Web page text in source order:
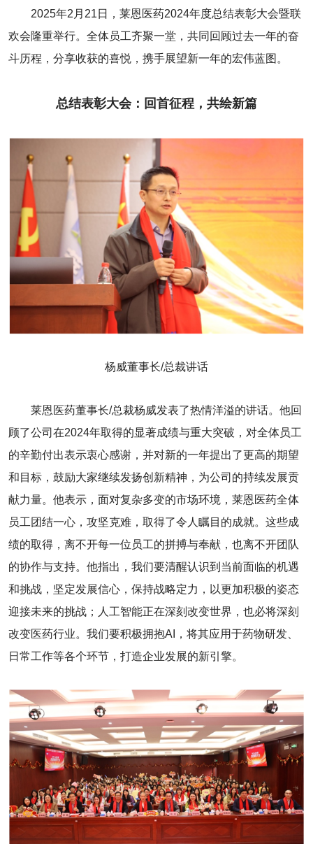
2025年2月21日，莱恩医药2024年度总结表彰大会暨联
欢会隆重举行。全体员工齐聚一堂，共同回顾过去一年的奋
斗历程，分享收获的喜悦，携手展望新一年的宏伟蓝图。
总结表彰大会：回首征程，共绘新篇
杨威董事长/总裁讲话
莱恩医药董事长/总裁杨威发表了热情洋溢的讲话。他回
顾了公司在2024年取得的显著成绩与重大突破，对全体员工
的辛勤付出表示衷心感谢，并对新的一年提出了更高的期望
和目标，鼓励大家继续发扬创新精神，为公司的持续发展贡
献力量。他表示，面对复杂多变的市场环境，莱恩医药全体
员工团结一心，攻坚克难，取得了令人瞩目的成就。这些成
绩的取得，离不开每一位员工的拼搏与奉献，也离不开团队
的协作与支持。他指出，我们要清醒认识到当前面临的机遇
和挑战，坚定发展信心，保持战略定力，以更加积极的姿态
迎接未来的挑战；人工智能正在深刻改变世界，也必将深刻
改变医药行业。我们要积极拥抱AI，将其应用于药物研发、
日常工作等各个环节，打造企业发展的新引擎。